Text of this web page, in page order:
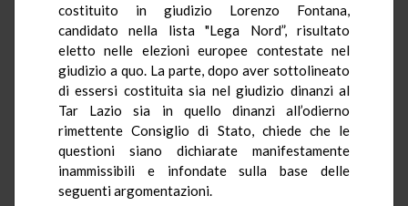
costituito in giudizio Lorenzo Fontana,
candidato nella lista "Lega Nord”, risultato
eletto nelle elezioni europee contestate nel
giudizio a quo. La parte, dopo aver sottolineato
di essersi costituita sia nel giudizio dinanzi al
Tar Lazio sia in quello dinanzi all’odierno
rimettente Consiglio di Stato, chiede che le
questioni siano dichiarate manifestamente
inammissibili e infondate sulla base delle
seguenti argomentazioni.